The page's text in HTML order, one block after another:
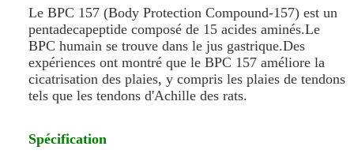
Le BPC 157 (Body Protection Compound-157) est un
pentadecapeptide composé de 15 acides aminés.Le
BPC humain se trouve dans le jus gastrique.Des
expériences ont montré que le BPC 157 améliore la
cicatrisation des plaies, y compris les plaies de tendons
tels que les tendons d'Achille des rats.
Spécification